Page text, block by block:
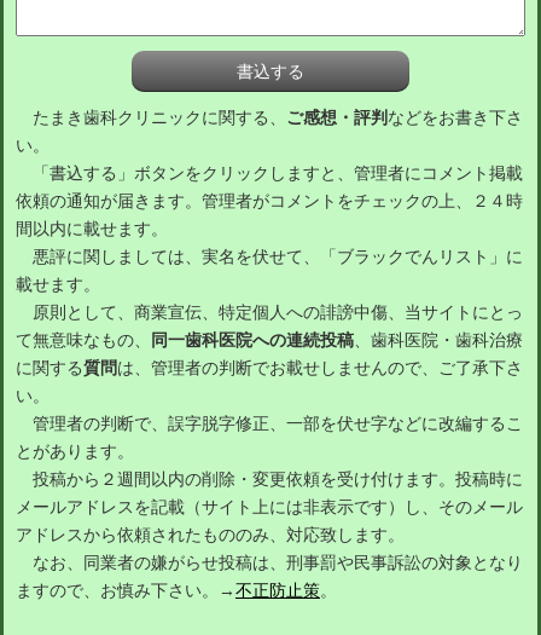
たまき歯科クリニックに関する、 ご感想・評判 などをお書き下さ
い。
「書込する」ボタンをクリックしますと、管理者にコメント掲載
依頼の通知が届きます。管理者がコメントをチェックの上、２４時
間以内に載せます。
悪評に関しましては、実名を伏せて、「ブラックでんリスト」に
載せます。
原則として、商業宣伝、特定個人への誹謗中傷、当サイトにとっ
て無意味なもの、
同一歯科医院への連続投稿、歯科医院・歯科治療
に関する質問は、管理者の判断でお載せしませんので、ご了承下さ
い。
管理者の判断で、誤字脱字修正、一部を伏せ字などに改編するこ
とがあります。
投稿から２週間以内の削除・変更依頼を受け付けます。投稿時に
メールアドレスを記載（サイト上には非表示です）し、そのメール
アドレスから依頼されたもののみ、対応致します。
なお、同業者の嫌がらせ投稿は、刑事罰や民事訴訟の対象となり
ますので、お慎み下さい。→不正防止策。